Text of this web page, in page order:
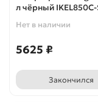
л чёрный IKEL850C-
Нет в наличии
5625 ₽
Закончился